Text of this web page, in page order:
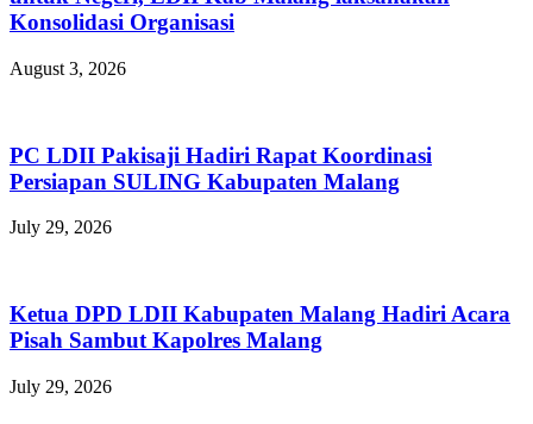
Konsolidasi Organisasi
August 3, 2026
PC LDII Pakisaji Hadiri Rapat Koordinasi
Persiapan SULING Kabupaten Malang
July 29, 2026
Ketua DPD LDII Kabupaten Malang Hadiri Acara
Pisah Sambut Kapolres Malang
July 29, 2026